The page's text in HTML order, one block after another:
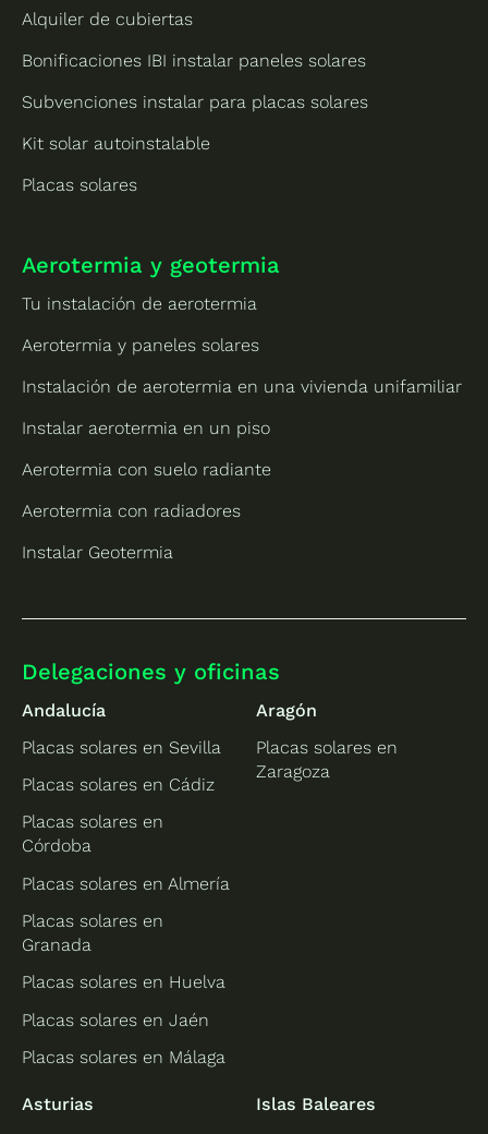
Alquiler de cubiertas
Bonificaciones IBI instalar paneles solares
Subvenciones instalar para placas solares
Kit solar autoinstalable
Placas solares
Aerotermia y geotermia
Tu instalación de aerotermia
Aerotermia y paneles solares
Instalación de aerotermia en una vivienda unifamiliar
Instalar aerotermia en un piso
Aerotermia con suelo radiante
Aerotermia con radiadores
Instalar Geotermia
Delegaciones y oficinas
Andalucía
Placas solares en Sevilla
Placas solares en Cádiz
Placas solares en
Córdoba
Placas solares en Almería
Placas solares en
Granada
Placas solares en Huelva
Placas solares en Jaén
Placas solares en Málaga
Aragón
Placas solares en
Zaragoza
Asturias
Islas Baleares